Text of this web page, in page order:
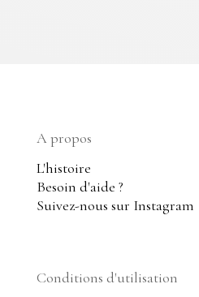
A propos
L'histoire
Besoin d'aide ?
Suivez-nous sur Instagram
Conditions d'utilisation